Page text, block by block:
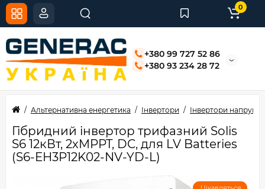
+380 99 727 52 86
+380 93 234 28 72
0
Альтернативна енергетика Інвертори Інвертори напруги
Гібридний інвертор трифазний Solis
S6 12кВт, 2xMPPT, DC, для LV Batteries
(S6-EH3P12K02-NV-YD-L)